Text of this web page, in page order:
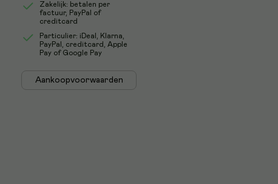
Zakelijk: betalen per
factuur, PayPal of
creditcard
Particulier: iDeal, Klarna,
PayPal, creditcard, Apple
Pay of Google Pay
Aankoopvoorwaarden